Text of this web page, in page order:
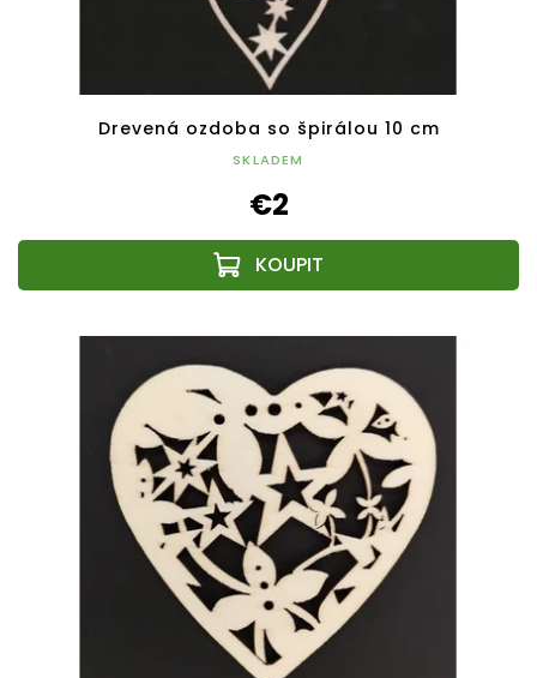
Drevená ozdoba so špirálou 10 cm
SKLADEM
€2